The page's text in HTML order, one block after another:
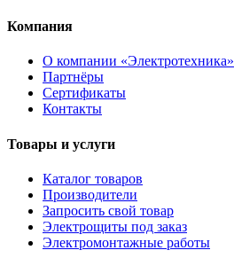
Компания
О компании «Электротехника»
Партнёры
Сертификаты
Контакты
Товары и услуги
Каталог товаров
Производители
Запросить свой товар
Электрощиты под заказ
Электромонтажные работы